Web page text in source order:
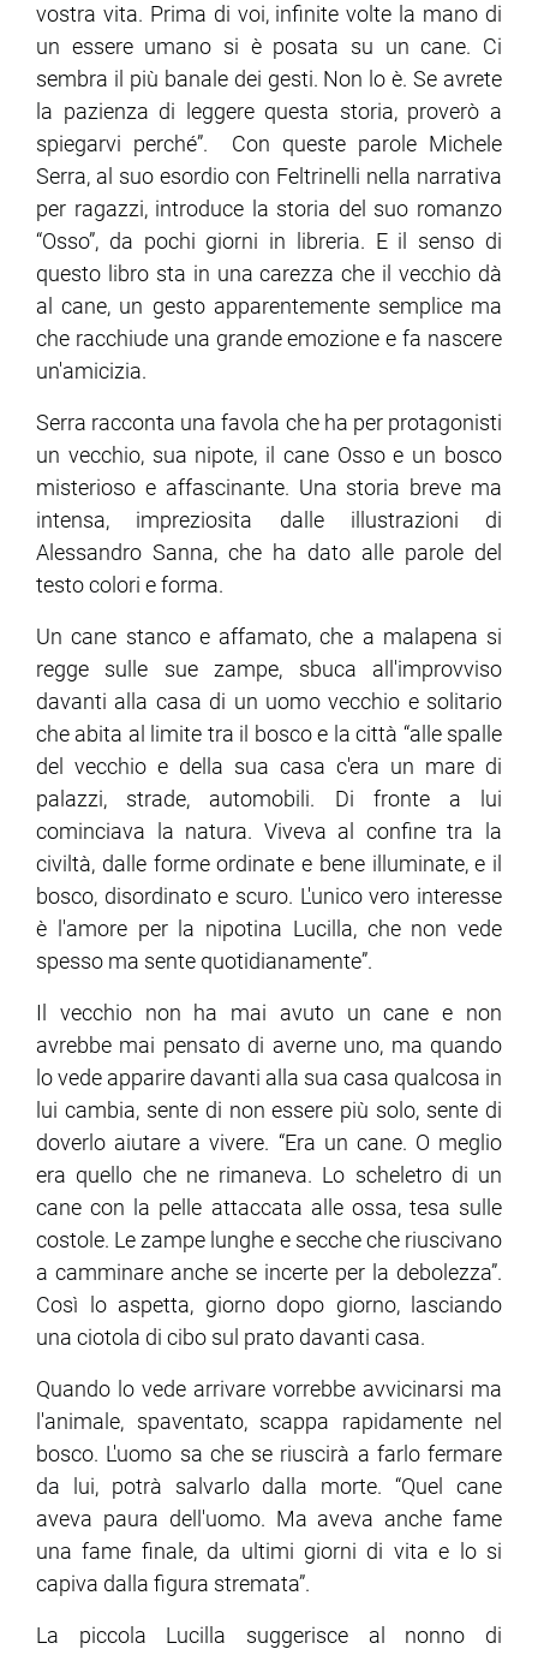
vostra vita. Prima di voi, infinite volte la mano di
un essere umano si è posata su un cane. Ci
sembra il più banale dei gesti. Non lo è. Se avrete
la pazienza di leggere questa storia, proverò a
spiegarvi perché”. Con queste parole Michele
Serra, al suo esordio con Feltrinelli nella narrativa
per ragazzi, introduce la storia del suo romanzo
“Osso”, da pochi giorni in libreria. E il senso di
questo libro sta in una carezza che il vecchio dà
al cane, un gesto apparentemente semplice ma
che racchiude una grande emozione e fa nascere
un'amicizia.
Serra racconta una favola che ha per protagonisti
un vecchio, sua nipote, il cane Osso e un bosco
misterioso e affascinante. Una storia breve ma
intensa, impreziosita dalle illustrazioni di
Alessandro Sanna, che ha dato alle parole del
testo colori e forma.
Un cane stanco e affamato, che a malapena si
regge sulle sue zampe, sbuca all'improvviso
davanti alla casa di un uomo vecchio e solitario
che abita al limite tra il bosco e la città “alle spalle
del vecchio e della sua casa c'era un mare di
palazzi, strade, automobili. Di fronte a lui
cominciava la natura. Viveva al confine tra la
civiltà, dalle forme ordinate e bene illuminate, e il
bosco, disordinato e scuro. L'unico vero interesse
è l'amore per la nipotina Lucilla, che non vede
spesso ma sente quotidianamente”.
Il vecchio non ha mai avuto un cane e non
avrebbe mai pensato di averne uno, ma quando
lo vede apparire davanti alla sua casa qualcosa in
lui cambia, sente di non essere più solo, sente di
doverlo aiutare a vivere. “Era un cane. O meglio
era quello che ne rimaneva. Lo scheletro di un
cane con la pelle attaccata alle ossa, tesa sulle
costole. Le zampe lunghe e secche che riuscivano
a camminare anche se incerte per la debolezza”.
Così lo aspetta, giorno dopo giorno, lasciando
una ciotola di cibo sul prato davanti casa.
Quando lo vede arrivare vorrebbe avvicinarsi ma
l'animale, spaventato, scappa rapidamente nel
bosco. L'uomo sa che se riuscirà a farlo fermare
da lui, potrà salvarlo dalla morte. “Quel cane
aveva paura dell'uomo. Ma aveva anche fame
una fame finale, da ultimi giorni di vita e lo si
capiva dalla figura stremata”.
La piccola Lucilla suggerisce al nonno di